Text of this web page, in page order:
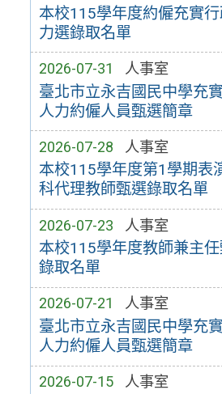
本校115學年度約僱充實
力選錄取名單
2026-07-31 人事室
臺北市立永吉國民中學充
人力約僱人員甄選簡章
2026-07-28 人事室
本校115學年度第1學期表
科代理教師甄選錄取名單
2026-07-23 人事室
本校115學年度教師兼主
錄取名單
2026-07-21 人事室
臺北市立永吉國民中學充
人力約僱人員甄選簡章
2026-07-15 人事室